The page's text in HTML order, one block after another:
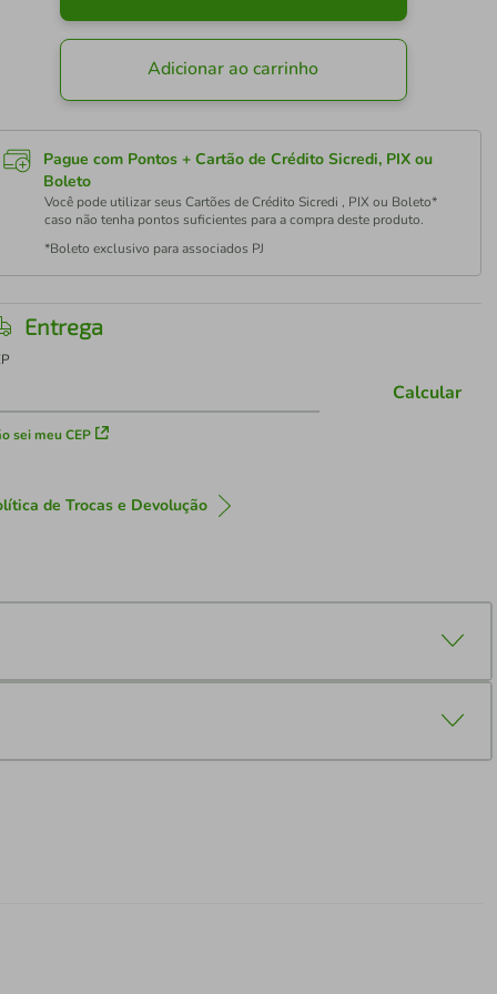
Adicionar ao carrinho
Pague com Pontos + Cartão de Crédito Sicredi, PIX ou
Boleto
Você pode utilizar seus Cartões de Crédito Sicredi , PIX ou Boleto*
caso não tenha pontos suficientes para a compra deste produto.
*Boleto exclusivo para associados PJ
Entrega
sei meu CEP
Calcular
de Trocas e Devolução